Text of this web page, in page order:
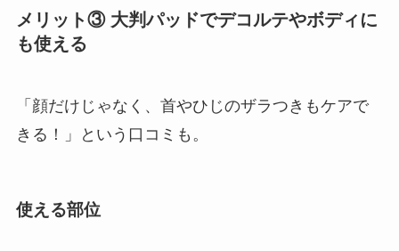
メリット③ 大判パッドでデコルテやボディに
も使える
「顔だけじゃなく、首やひじのザラつきもケアで
きる！」という口コミも。
使える部位